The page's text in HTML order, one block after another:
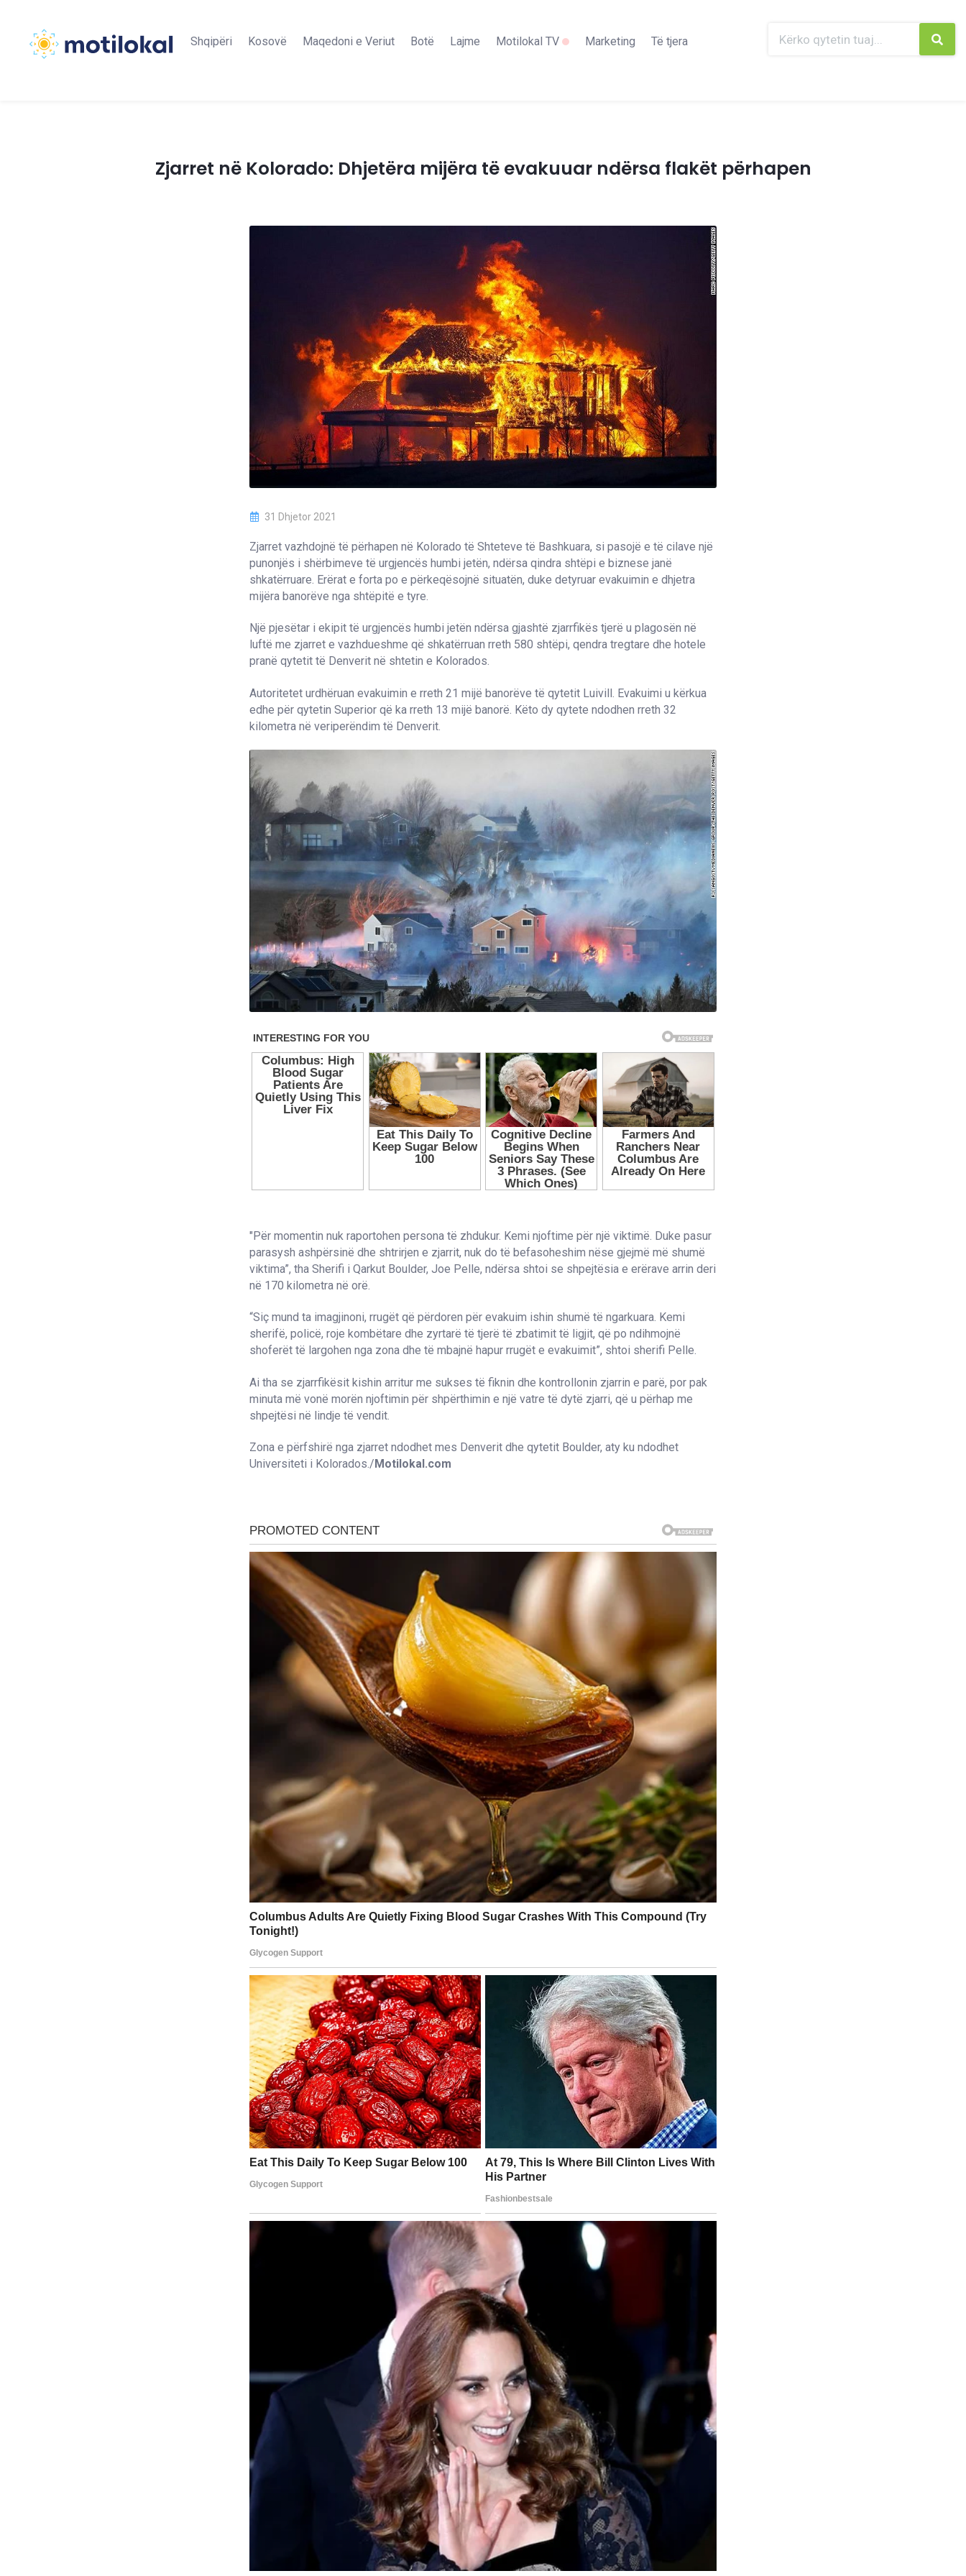
Shqipëri Kosovë Maqedoni e Veriut Botë Lajme Motilokal TV Marketing Të tjera
Zjarret në Kolorado: Dhjetëra mijëra të evakuuar ndërsa flakët përhapen
31 Dhjetor 2021
Zjarret vazhdojnë të përhapen në Kolorado të Shteteve të Bashkuara, si pasojë e të cilave një
punonjës i shërbimeve të urgjencës humbi jetën, ndërsa qindra shtëpi e biznese janë
shkatërruare. Erërat e forta po e përkeqësojnë situatën, duke detyruar evakuimin e dhjetra
mijëra banorëve nga shtëpitë e tyre.
Një pjesëtar i ekipit të urgjencës humbi jetën ndërsa gjashtë zjarrfikës tjerë u plagosën në
luftë me zjarret e vazhdueshme që shkatërruan rreth 580 shtëpi, qendra tregtare dhe hotele
pranë qytetit të Denverit në shtetin e Kolorados.
Autoritetet urdhëruan evakuimin e rreth 21 mijë banorëve të qytetit Luivill. Evakuimi u kërkua
edhe për qytetin Superior që ka rreth 13 mijë banorë. Këto dy qytete ndodhen rreth 32
kilometra në veriperëndim të Denverit.
"Për momentin nuk raportohen persona të zhdukur. Kemi njoftime për një viktimë. Duke pasur
parasysh ashpërsinë dhe shtrirjen e zjarrit, nuk do të befasoheshim nëse gjejmë më shumë
viktima”, tha Sherifi i Qarkut Boulder, Joe Pelle, ndërsa shtoi se shpejtësia e erërave arrin deri
në 170 kilometra në orë.
“Siç mund ta imagjinoni, rrugët që përdoren për evakuim ishin shumë të ngarkuara. Kemi
sherifë, policë, roje kombëtare dhe zyrtarë të tjerë të zbatimit të ligjit, që po ndihmojnë
shoferët të largohen nga zona dhe të mbajnë hapur rrugët e evakuimit”, shtoi sherifi Pelle.
Ai tha se zjarrfikësit kishin arritur me sukses të fiknin dhe kontrollonin zjarrin e parë, por pak
minuta më vonë morën njoftimin për shpërthimin e një vatre të dytë zjarri, që u përhap me
shpejtësi në lindje të vendit.
Zona e përfshirë nga zjarret ndodhet mes Denverit dhe qytetit Boulder, aty ku ndodhet
Universiteti i Kolorados./ Motilokal.com